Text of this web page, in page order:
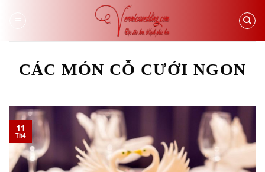
CÁC MÓN CỖ CƯỚI NGON
11
Th4